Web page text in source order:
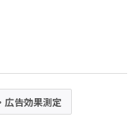
広告効果測定